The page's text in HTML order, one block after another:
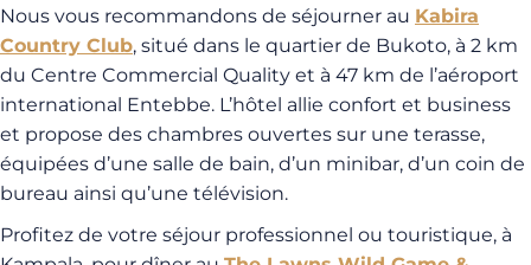
Nous vous recommandons de séjourner au Kabira
Country Club, situé dans le quartier de Bukoto, à 2 km
du Centre Commercial Quality et à 47 km de l’aéroport
international Entebbe. L’hôtel allie confort et business
et propose des chambres ouvertes sur une terasse,
équipées d’une salle de bain, d’un minibar, d’un coin de
bureau ainsi qu’une télévision.
Profitez de votre séjour professionnel ou touristique, à